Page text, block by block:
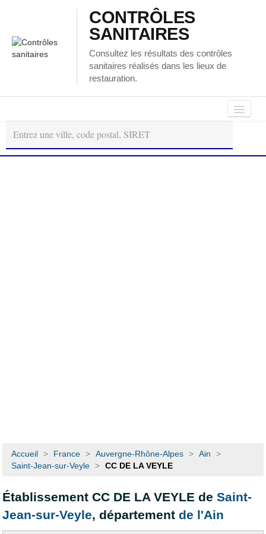
CONTRÔLES
SANITAIRES
Consultez les résultats des contrôles
sanitaires réalisés dans les lieux de
restauration.
Autour
de
moi
Régions
Accueil > France > Auvergne-Rhône-Alpes > Ain
>
Saint-Jean-sur-Veyle > CC DE LA VEYLE
Établissement CC DE LA VEYLE deSaint-
Jean-sur-Veyle, départementde l'Ain